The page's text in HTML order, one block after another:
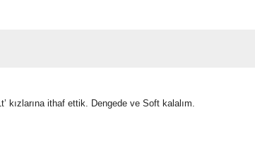
kızlarına ithaf ettik. Dengede ve Soft kalalım.